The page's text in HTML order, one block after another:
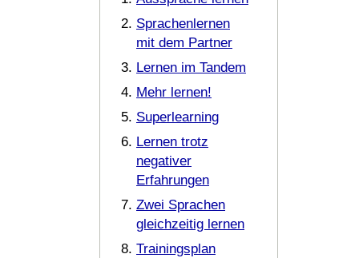
Sprachenlernen
mit dem Partner
Lernen im Tandem
Mehr lernen!
Superlearning
Lernen trotz
negativer
Erfahrungen
Zwei Sprachen
gleichzeitig lernen
Trainingsplan